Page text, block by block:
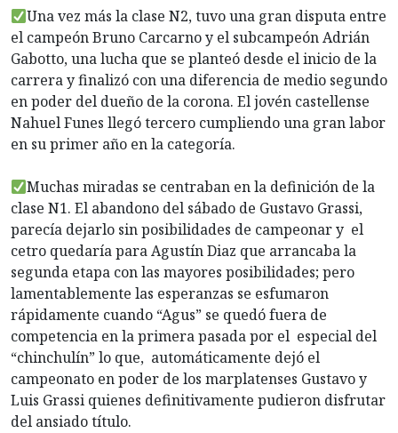
Una vez más la clase N2, tuvo una gran disputa entre
el campeón Bruno Carcarno y el subcampeón Adrián
Gabotto, una lucha que se planteó desde el inicio de la
carrera y finalizó con una diferencia de medio segundo
en poder del dueño de la corona. El jovén castellense
Nahuel Funes llegó tercero cumpliendo una gran labor
en su primer año en la categoría.
Muchas miradas se centraban en la definición de la
clase N1. El abandono del sábado de Gustavo Grassi,
parecía dejarlo sin posibilidades de campeonar y el
cetro quedaría para Agustín Diaz que arrancaba la
segunda etapa con las mayores posibilidades; pero
lamentablemente las esperanzas se esfumaron
rápidamente cuando “Agus” se quedó fuera de
competencia en la primera pasada por el especial del
“chinchulín” lo que, automáticamente dejó el
campeonato en poder de los marplatenses Gustavo y
Luis Grassi quienes definitivamente pudieron disfrutar
del ansiado título.